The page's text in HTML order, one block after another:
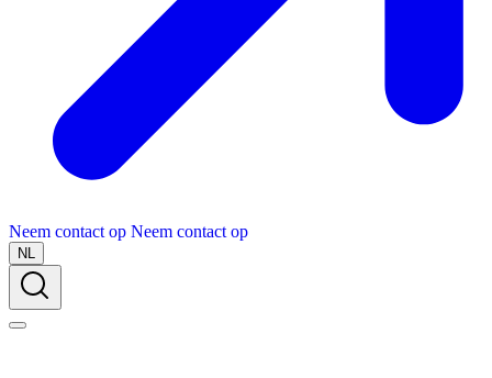
Neem contact op Neem contact op
NL